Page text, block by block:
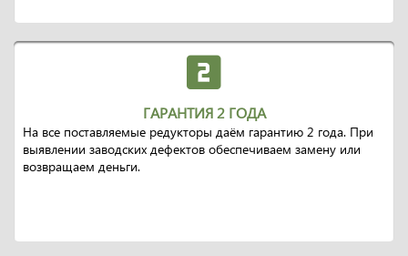
ГАРАНТИЯ 2 ГОДА
На все поставляемые редукторы даём гарантию 2 года. При
выявлении заводских дефектов обеспечиваем замену или
возвращаем деньги.